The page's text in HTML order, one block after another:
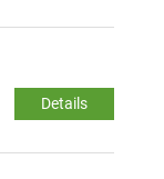
Details